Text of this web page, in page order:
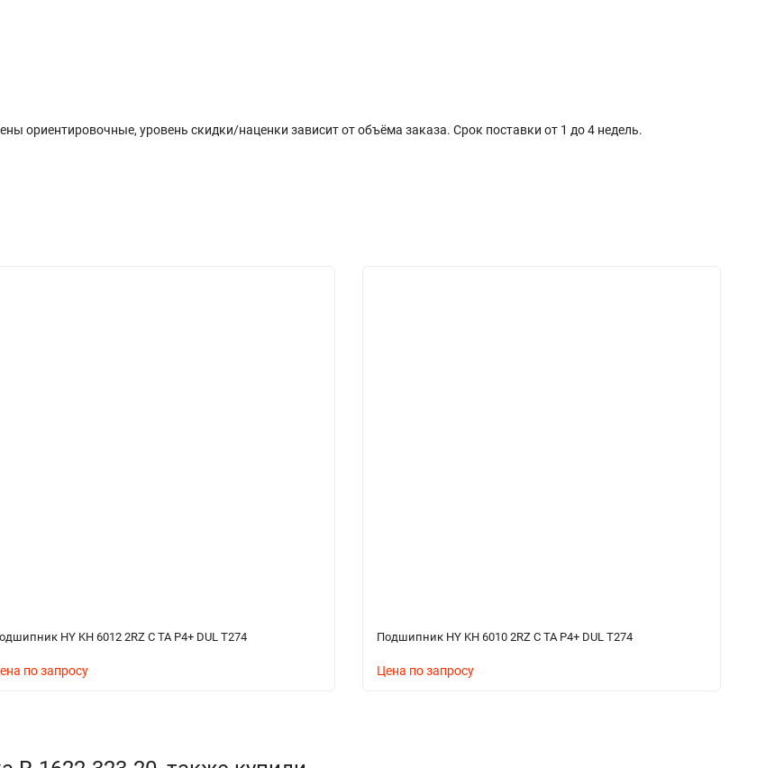
ориентировочные, уровень скидки/наценки зависит от объёма заказа. Срок поставки от 1 до 4 недель.
HY KH 6012 2RZ C TA P4+ DUL T274
по запросу
Подшипник HY KH 6010 2RZ C TA P4+ DUL T274
Цена по запросу